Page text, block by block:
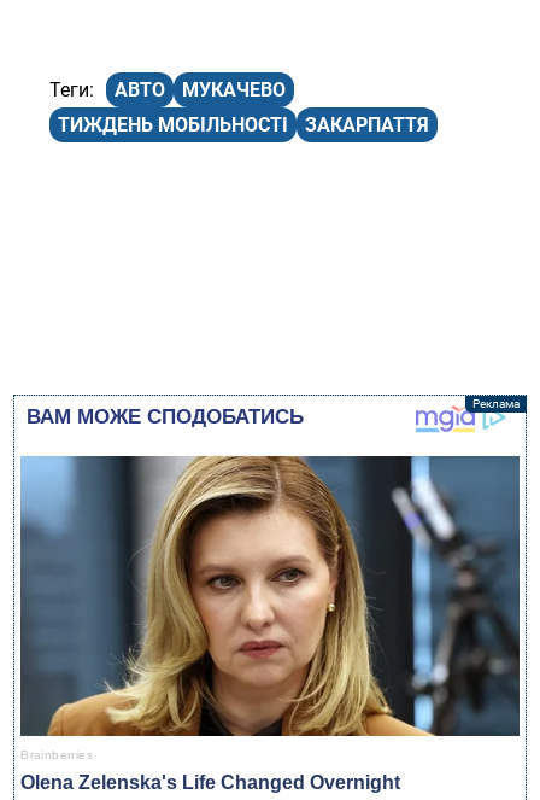
АВТО
МУКАЧЕВО
ТИЖДЕНЬ МОБІЛЬНОСТІ
ЗАКАРПАТТЯ